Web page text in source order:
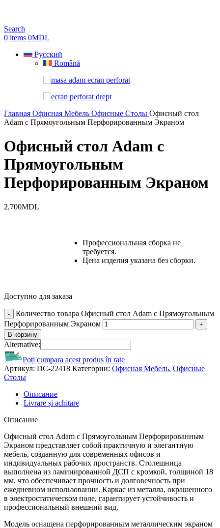
Search
0 items 0MDL
Русский
Română
Главная Офисная Мебель Офисные Столы Офисный стол
Adam с Прямоугольным Перфорированным Экраном
Офисный стол Adam с
Прямоугольным
Перфорированным Экраном
2,700MDL
Профессиональная сборка не
требуется.
Цена изделия указана без сборки.
Доступно для заказа
Количество товара Офисный стол Adam с Прямоугольным
Перфорированным Экраном
В корзину
Alternative:
Poți cumpara acest produs în rate
Артикул: DC-22418 Категории: Офисная Мебель, Офисные
Столы
Описание
Livrare și achitare
Описание
Офисный стол Adam с Прямоугольным Перфорированным
Экраном представляет собой практичную и элегантную
мебель, созданную для современных офисов и
индивидуальных рабочих пространств. Столешница
выполнена из ламинированной ДСП с кромкой, толщиной 18
мм, что обеспечивает прочность и долговечность при
ежедневном использовании. Каркас из металла, окрашенного
в электростатическом поле, гарантирует устойчивость и
профессиональный внешний вид.
Модель оснащена перфорированным металлическим экраном